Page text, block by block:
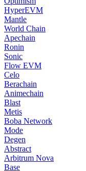
HyperEVM
Mantle
World Chain
Apechain
Ronin
Sonic
Flow EVM
Celo
Berachain
Animechain
Blast
Metis
Boba Network
Mode
Degen
Abstract
Arbitrum Nova
Base